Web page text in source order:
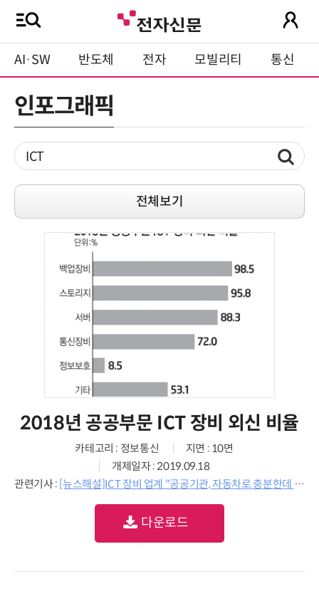
AI·SW 반도체 전자 모빌리티 통신
인포그래픽
전체보기
2018년 공공부문 ICT 장비 외신 비율
카테고리 : 정보통신
지면 : 10면
개제일자 : 2019.09.18
관련기사 : [뉴스해설]ICT 장비 업계 "공공기관, 자동차로 충분한데 고속열차 스펙 요구"
다운로드